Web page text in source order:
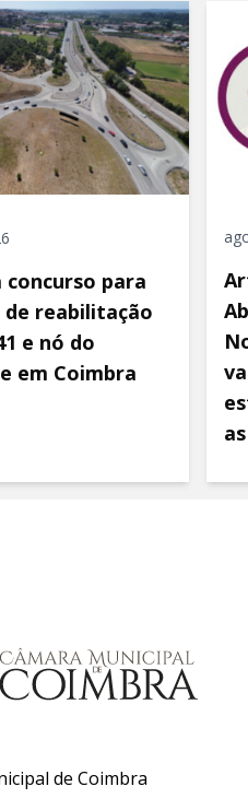
concurso para
reabilitação
e nó do
em Coimbra
de Coimbra